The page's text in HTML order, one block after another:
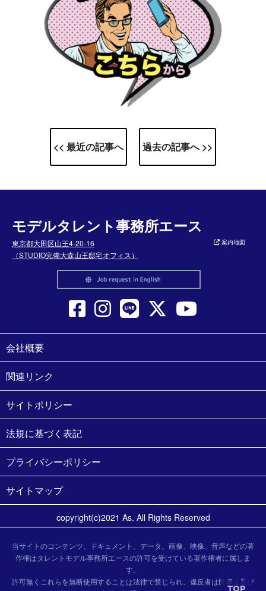
<< 最近の記事へ 過去の記事へ >>
モデルタレント事務所エース
東京都大田区山王4-20-16
（STUDIO完備大森山王邸宅オフィス）
案内地図
会社概要
関連リンク
サイトポリシー
法規に基づく表記
プライバシーポリシー
サイトマップ
copyright(c)2021 As. All Rights Reserved
当サイトのコンテンツ、ドキュメント、データ、画像、映像、音声などの著
作権はタレントモデル事務所エースの許可を受けている著作権者に属しま
す。
許可無くこれらを無断使用することは法律で禁じられ、違反者は民事上及び